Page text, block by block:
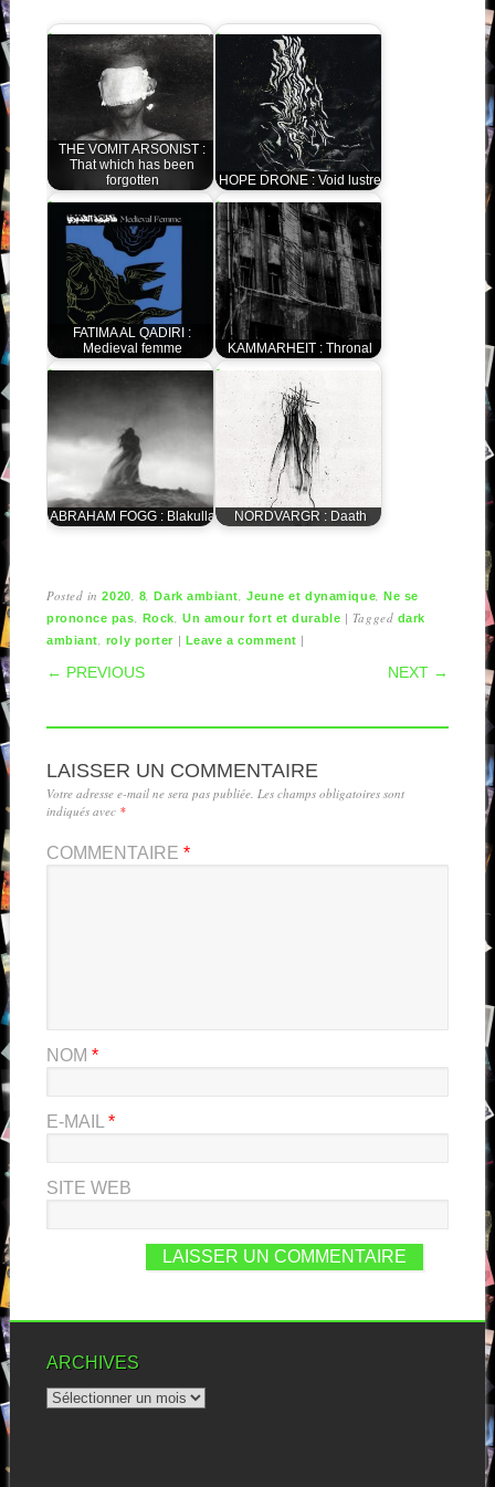
THE VOMIT ARSONIST :
That which has been
forgotten
HOPE DRONE : Void lustre
FATIMA AL QADIRI :
Medieval femme
KAMMARHEIT : Thronal
ABRAHAM FOGG : Blakulla NORDVARGR : Daath
Posted in2020, 8,Dark ambiant,Jeune et dynamique,Ne se
prononce pas, Rock, Un amour fort et durable | Tagged dark
ambiant, roly porter | Leave a comment |
POST NAVIGATION
← PREVIOUS NEXT →
LAISSER UN COMMENTAIRE
Votre adresse e-mail ne sera pas publiée. Les champs obligatoires sont
indiqués avec *
COMMENTAIRE *
NOM *
E-MAIL *
SITE WEB
ARCHIVES